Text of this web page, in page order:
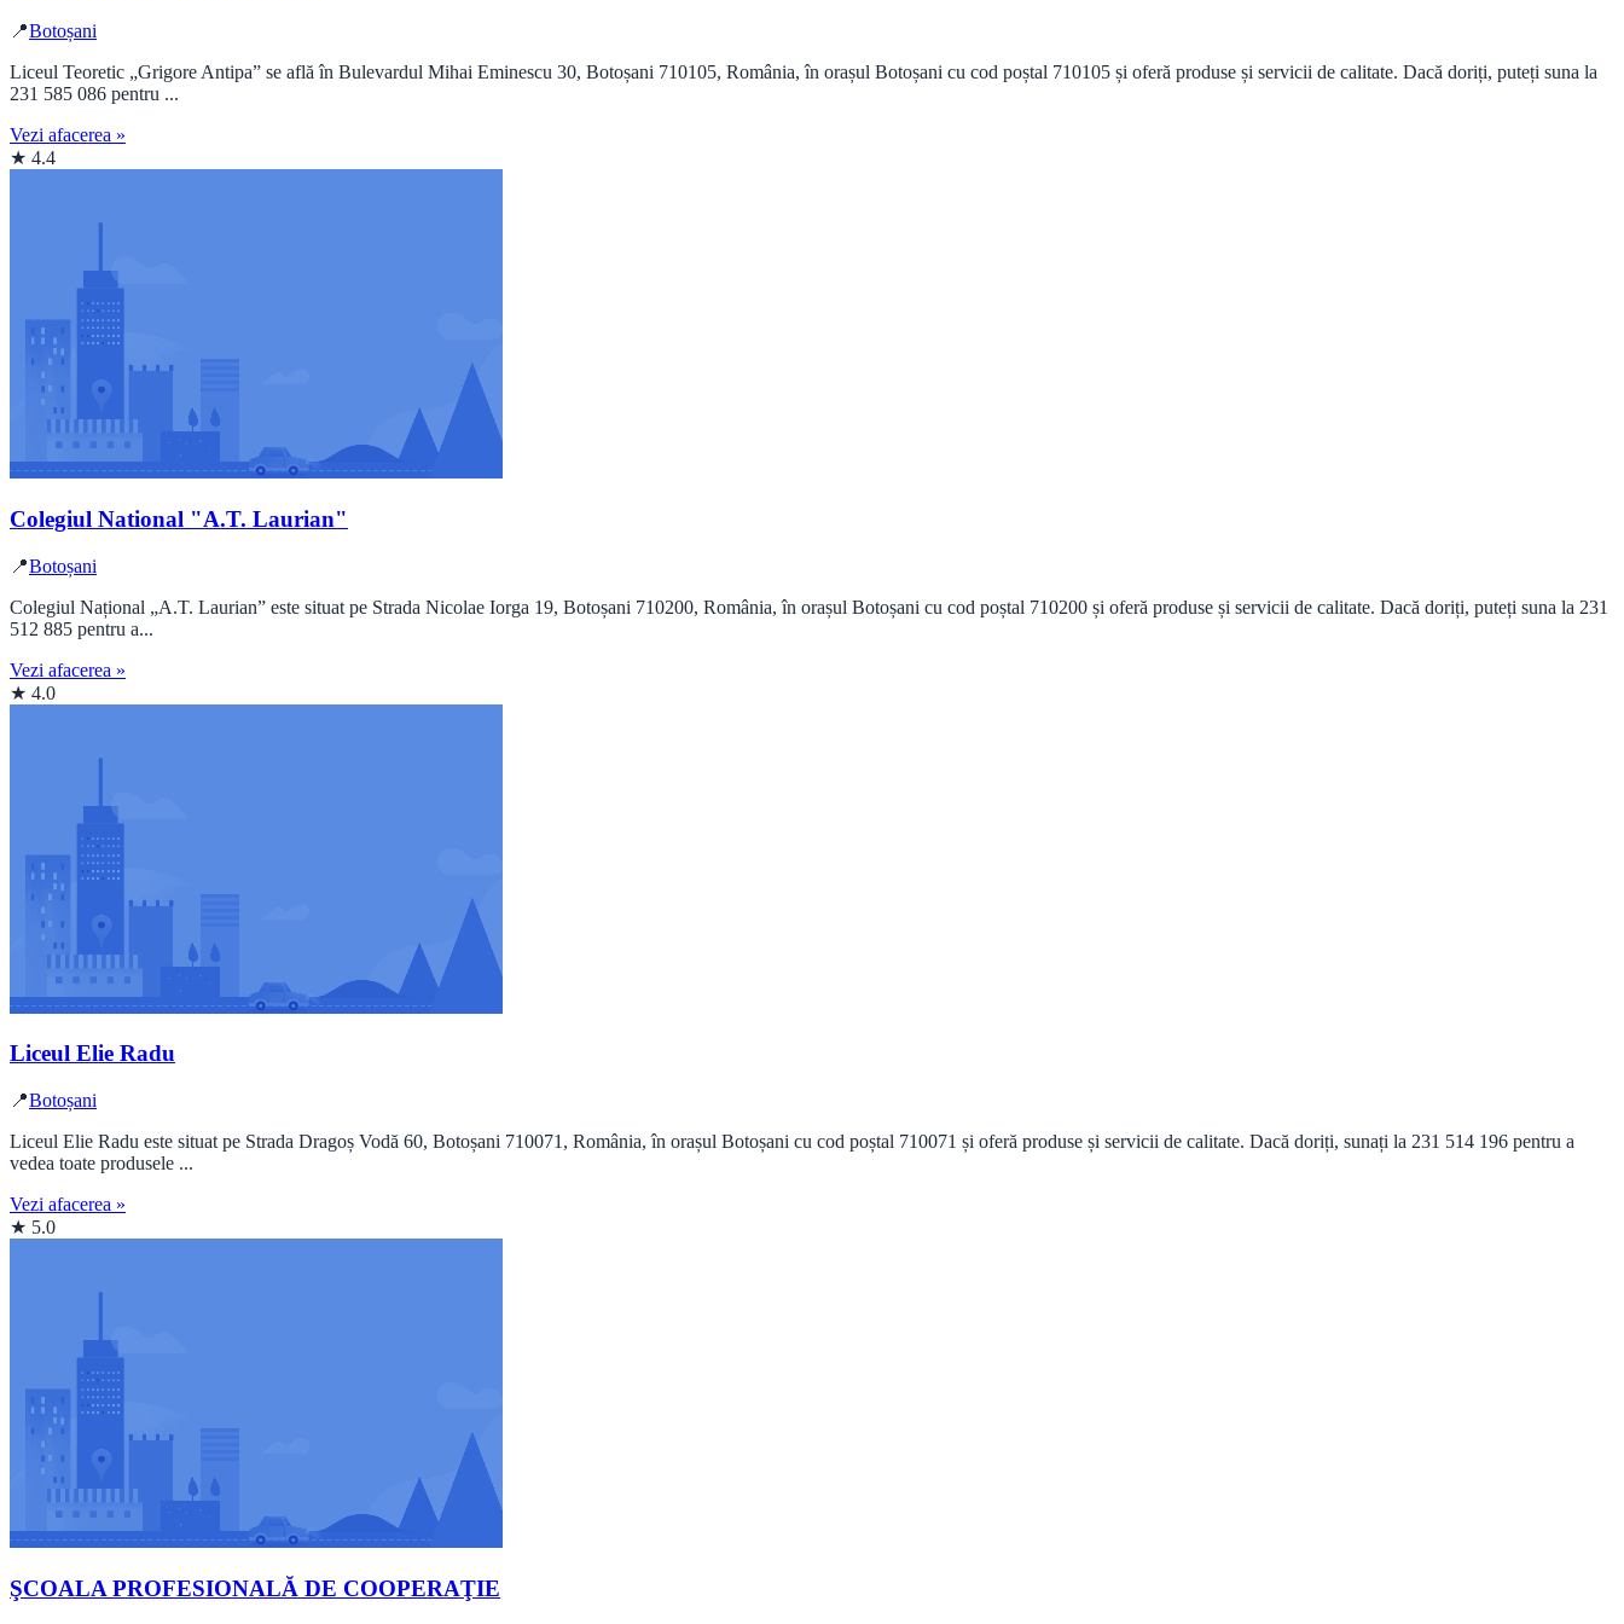
📍Botoșani
Liceul Teoretic „Grigore Antipa” se află în Bulevardul Mihai Eminescu 30, Botoșani 710105, România, în orașul Botoșani cu cod poștal 710105 și oferă produse și servicii de calitate. Dacă doriți, puteți suna la
231 585 086 pentru ...
Vezi afacerea »
★ 4.4
Colegiul National "A.T. Laurian"
📍Botoșani
Colegiul Național „A.T. Laurian” este situat pe Strada Nicolae Iorga 19, Botoșani 710200, România, în orașul Botoșani cu cod poștal 710200 și oferă produse și servicii de calitate. Dacă doriți, puteți suna la 231
512 885 pentru a...
Vezi afacerea »
★ 4.0
Liceul Elie Radu
📍Botoșani
Liceul Elie Radu este situat pe Strada Dragoș Vodă 60, Botoșani 710071, România, în orașul Botoșani cu cod poștal 710071 și oferă produse și servicii de calitate. Dacă doriți, sunați la 231 514 196 pentru a
vedea toate produsele ...
Vezi afacerea »
★ 5.0
ŞCOALA PROFESIONALĂ DE COOPERAŢIE